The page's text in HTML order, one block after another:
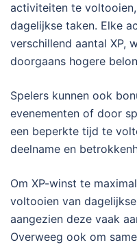
activiteiten te
dagelijkse taken. Elke
verschillend aantal XP,
doorgaans hogere
Spelers kunnen ook
evenementen of door
een beperkte tijd te
deelname en
Om XP-winst te
voltooien van
aangezien deze vaak
Overweeg ook om